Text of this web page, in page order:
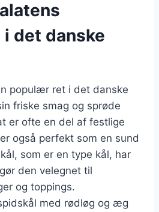
det danske
populær ret i det danske
friske smag og sprøde
er ofte en del af festlige
også perfekt som en sund
som er en type kål, har
den velegnet til
og toppings.
med rødløg og æg